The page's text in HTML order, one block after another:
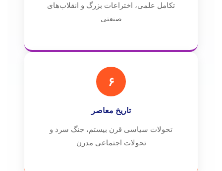
تکامل علمی، اختراعات بزرگ و انقلاب‌های
صنعتی
۶
تاریخ معاصر
تحولات سیاسی قرن بیستم، جنگ سرد و
تحولات اجتماعی مدرن